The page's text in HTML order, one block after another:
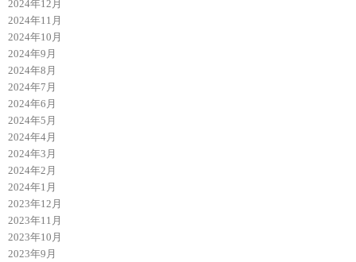
2024年12月
2024年11月
2024年10月
2024年9月
2024年8月
2024年7月
2024年6月
2024年5月
2024年4月
2024年3月
2024年2月
2024年1月
2023年12月
2023年11月
2023年10月
2023年9月